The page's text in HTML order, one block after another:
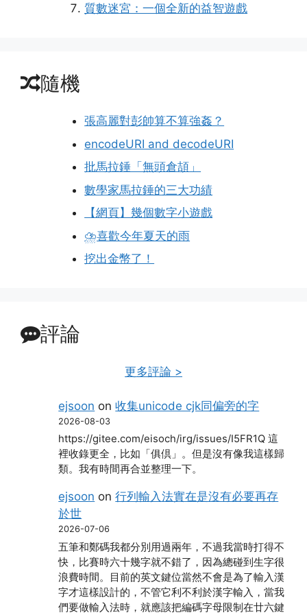
質數迷宮：一個全新的益智遊戲
隨機
張高麗對彭帥算不算強姦？
encodeURI and decodeURI
批馬拉錘「無頭倉頡」
數學家馬拉錘的三大功績
【網頁】幾個數字小遊戲
⛈️喜歡今年夏天的雨
挖出金幣了！
評論
更多評論 >
ejsoon on收集unicode cjk同偏旁的字
2026-08-03
https://gitee.com/eisoch/irg/issues/I5FR1Q 這
裡收錄更全，比如「俱倶」。但是沒有像我這樣歸
類。我有時間再合並整理一下。
ejsoon on行列輸入法實在是沒有必要再存
於世
2026-07-06
五筆和鄭碼我都分別用過兩年，不過我當時打得不
快，比賽時六十幾字就不錯了，因為總碰到生字很
浪費時間。目前的英文鍵位當然不會是為了輸入漢
字才這樣設計的，不管它利不利於漢字輸入，當我
們要做輸入法時，就應該把編碼字母限制在廿六鍵